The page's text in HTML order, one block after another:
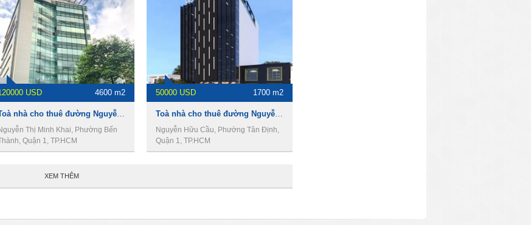
USD 4600 m2
Thị Minh Khai, Phường Bến
Quận 1, TP.HCM
50000 USD 1700 m2
Nguyễn Hữu Cầu, Phường Tân Định,
Quận 1, TP.HCM
XEM THÊM